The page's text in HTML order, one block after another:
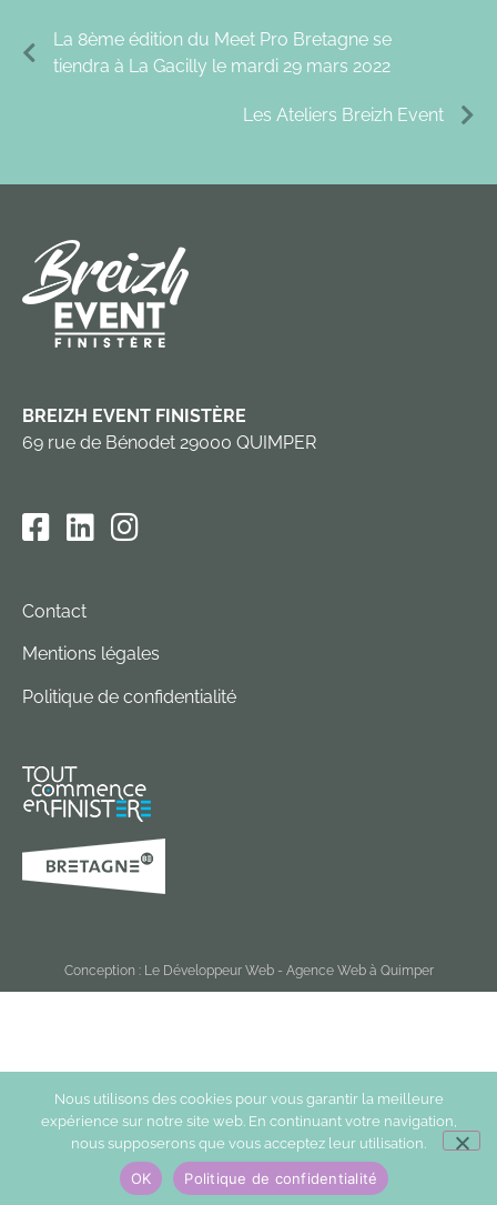
La 8ème édition du Meet Pro Bretagne se
tiendra à La Gacilly le mardi 29 mars 2022
Les Ateliers Breizh Event
BREIZH EVENT FINISTÈRE
69 rue de Bénodet 29000 QUIMPER
Contact
Mentions légales
Politique de confidentialité
Conception : Le Développeur Web - Agence Web à Quimper
Nous utilisons des cookies pour vous garantir la meilleure
expérience sur notre site web. En continuant votre navigation,
nous supposerons que vous acceptez leur utilisation.
OK Politique de confidentialité